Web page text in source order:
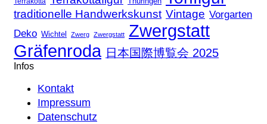
traditionelle Handwerkskunst Vintage Vorgarten
Deko Wichtel Zwerg Zwergstatt
Zwergstatt
Gräfenroda 日本国際博覧会 2025
Infos
Kontakt
Impressum
Datenschutz